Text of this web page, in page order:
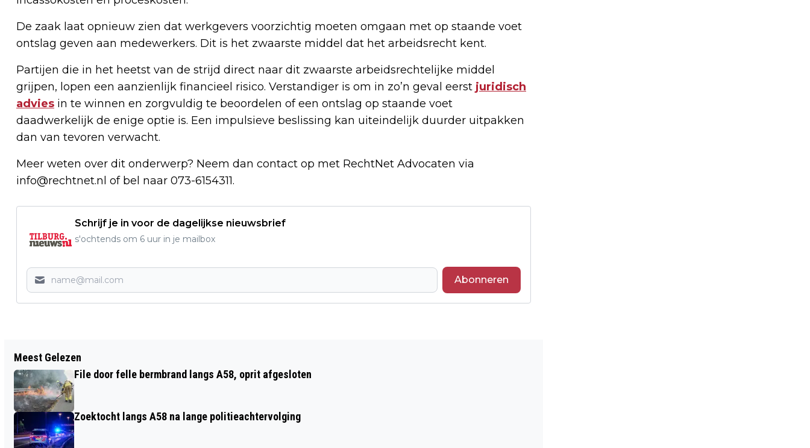
De zaak laat opnieuw zien dat werkgevers voorzichtig moeten omgaan met op staande voet
ontslag geven aan medewerkers. Dit is het zwaarste middel dat het arbeidsrecht kent.
Partijen die in het heetst van de strijd direct naar dit zwaarste arbeidsrechtelijke middel
grijpen, lopen een aanzienlijk financieel risico. Verstandiger is om in zo’n geval eerst juridisch
advies in te winnen en zorgvuldig te beoordelen of een ontslag op staande voet
daadwerkelijk de enige optie is. Een impulsieve beslissing kan uiteindelijk duurder uitpakken
dan van tevoren verwacht.
Meer weten over dit onderwerp? Neem dan contact op met RechtNet Advocaten via
info@rechtnet.nl of bel naar 073-6154311.
Schrijf je in voor de dagelijkse nieuwsbrief
s'ochtends om 6 uur in je mailbox
Abonneren
GEWONDE BIJ MOGELIJKE STEEKPARTIJ
SCHUBERTSTRAAT, VERDACHTE
AANGEHOUDEN
GILZE-RIJEN VANWEGE AANRIJDING
Meest Gelezen
File door felle bermbrand langs A58, oprit afgesloten
Zoektocht langs A58 na lange politieachtervolging